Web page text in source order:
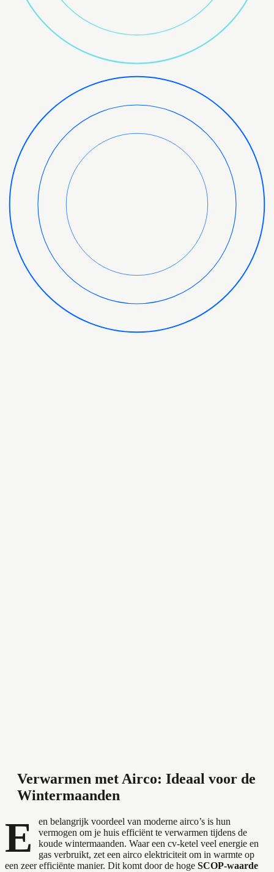
Verwarmen met Airco: Ideaal voor de
Wintermaanden
E
en belangrijk voordeel van moderne airco’s is hun
vermogen om je huis efficiënt te verwarmen tijdens de
koude wintermaanden. Waar een cv-ketel veel energie en
gas verbruikt, zet een airco elektriciteit om in warmte op
een zeer efficiënte manier. Dit komt door de hoge SCOP-waarde